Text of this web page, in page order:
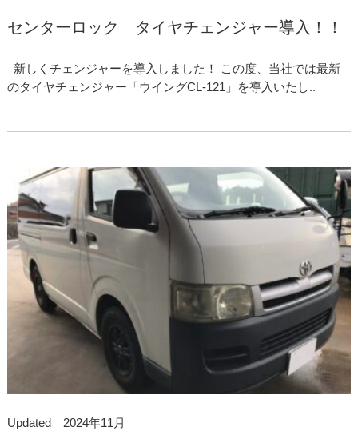
センターロック タイヤチェンジャー導入！！
新しくチェンジャーを導入しました！ この度、当社では最新
のタイヤチェンジャー「ウイングCL-121」を導入いたし..
Updated 2024年11月